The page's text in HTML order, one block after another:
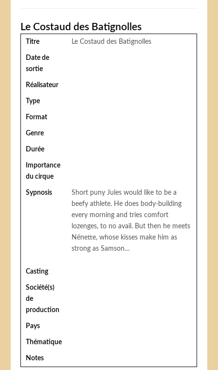
Le Costaud des Batignolles
Titre Le Costaud des Batignolles
Date de
sortie
Réalisateur
Type
Format
Genre
Durée
Importance
du cirque
Sypnosis
Short puny Jules would like to be a
beefy athlete. He does body-building
every morning and tries comfort
lozenges, to no avail. But then he meets
Nénette, whose kisses make him as
strong as Samson…
Casting
Société(s)
de
production
Pays
Thématique
Notes